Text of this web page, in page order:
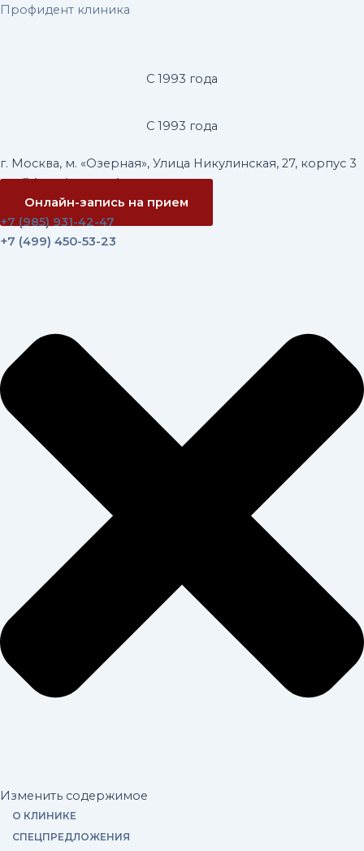
Перейти
Профидент клиника
С 1993 года
С 1993 года
г. Москва, м. «Озерная», Улица Никулинская, 27, корпус 3
profidentvip@yandex.ru
Онлайн-запись на прием
+7 (985) 931-42-47
+7 (499) 450-53-23
Изменить содержимое
О КЛИНИКЕ
СПЕЦПРЕДЛОЖЕНИЯ
Постраничная